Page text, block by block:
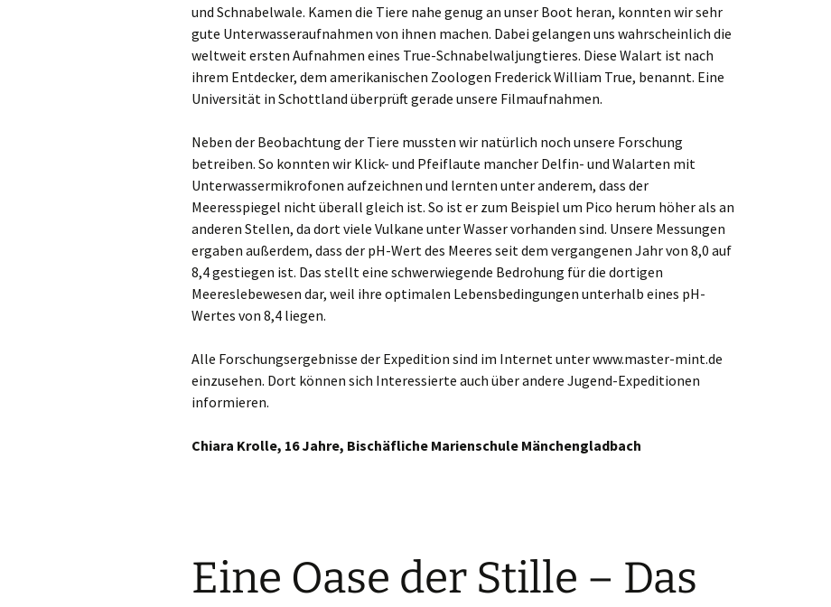
Kevelaer
Kleve
Korschenbroich
Leverkusen
Meerbusch
Mettmann
Mönchengladbach
Niederkrüchten
und Schnabelwale. Kamen die Tiere nahe genug an unser Boot heran, konnten wir sehr
gute Unterwasseraufnahmen von ihnen machen. Dabei gelangen uns wahrscheinlich die
weltweit ersten Aufnahmen eines True-Schnabelwaljungtieres. Diese Walart ist nach
ihrem Entdecker, dem amerikanischen Zoologen Frederick William True, benannt. Eine
Universität in Schottland überprüft gerade unsere Filmaufnahmen.
Neben der Beobachtung der Tiere mussten wir natürlich noch unsere Forschung
betreiben. So konnten wir Klick- und Pfeiflaute mancher Delfin- und Walarten mit
Unterwassermikrofonen aufzeichnen und lernten unter anderem, dass der
Meeresspiegel nicht überall gleich ist. So ist er zum Beispiel um Pico herum höher als an
anderen Stellen, da dort viele Vulkane unter Wasser vorhanden sind. Unsere Messungen
ergaben außerdem, dass der pH-Wert des Meeres seit dem vergangenen Jahr von 8,0 auf
8,4 gestiegen ist. Das stellt eine schwerwiegende Bedrohung für die dortigen
Meereslebewesen dar, weil ihre optimalen Lebensbedingungen unterhalb eines pH-
Wertes von 8,4 liegen.
Alle Forschungsergebnisse der Expedition sind im Internet unter www.master-mint.de
einzusehen. Dort können sich Interessierte auch über andere Jugend-Expeditionen
informieren.
Chiara Krolle, 16 Jahre, Bischäfliche Marienschule Mänchengladbach
Eine Oase der Stille – Das